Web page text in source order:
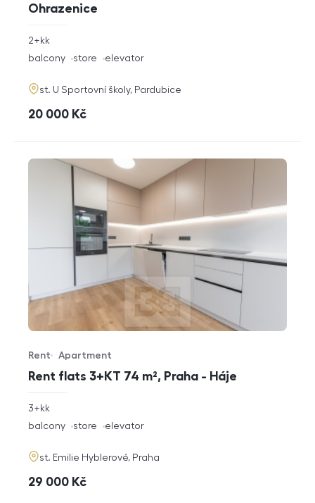
Ohrazenice
rozměry
disposition
2+kk
funkce
balcony store elevator
adresa
st. U Sportovní školy, Pardubice
cena
20 000 Kč
Rent flats 3+KT 74 m², Praha - Háje
Offer type
Rent
Property type
Apartment
rozměry
3+kk
funkce
balcony store elevator
adresa
st. Emilie Hyblerové, Praha
cena
29 000 Kč